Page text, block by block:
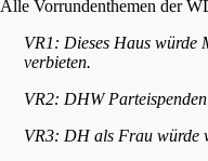
Alle Vorrundenthemen der
VR1: Dieses Haus würde
verbieten.
VR2: DHW
VR3: DH als Frau würde